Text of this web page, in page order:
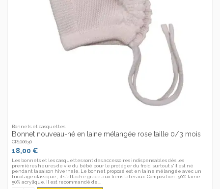
Bonnets et casquettes
Bonnet nouveau-né en laine mélangée rose taille 0/3 mois
CR100630
18,00 €
Les bonnets et les casquettes sont des accessoires indispensables dès les
premières heures de vie du bébé pour le protéger du froid, surtout s'il est né
pendant la saison hivernale. Le bonnet proposé est en laine mélangée avec un
tricotage classique ; il s'attache grâce aux liens latéraux. Composition : 50% laine
50% acrylique. Il est recommandé de...